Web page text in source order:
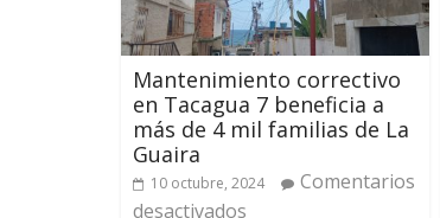
Mantenimiento correctivo
en Tacagua 7 beneficia a
más de 4 mil familias de La
Guaira
10 octubre, 2024
Comentarios
desactivados